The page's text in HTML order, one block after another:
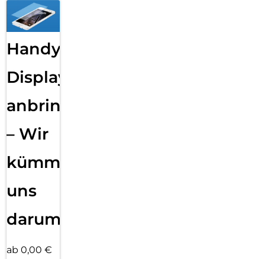
Handy
Displayfolie
anbringen
– Wir
kümmern
uns
darum!
ab 0,00 €